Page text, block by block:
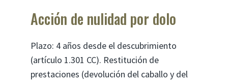
Acción de nulidad por dolo
Plazo: 4 años desde el descubrimiento
(artículo 1.301 CC). Restitución de
prestaciones (devolución del caballo y del